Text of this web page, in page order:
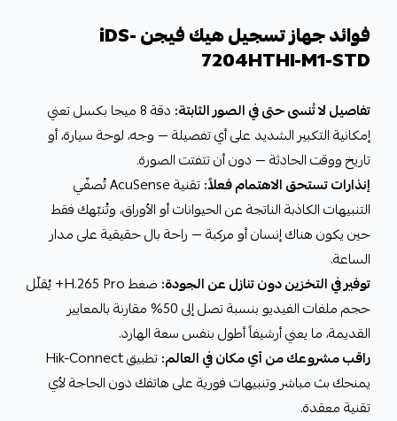
فوائد جهاز تسجيل هيك فيجن iDS-
7204HTHI-M1-STD
تفاصيل لا تُنسى حتى في الصور الثابتة:
دقة 8 ميجا بكسل تعني
إمكانية التكبير الشديد على أي تفصيلة — وجه، لوحة سيارة، أو
تاريخ ووقت الحادثة — دون أن تتفتت الصورة.
إنذارات تستحق الاهتمام فعلاً:
تقنية AcuSense تُصفّي
التنبيهات الكاذبة الناتجة عن الحيوانات أو الأوراق، وتُنبّهك فقط
حين يكون هناك إنسان أو مركبة — راحة بال حقيقية على مدار
الساعة.
توفير في التخزين دون تنازل عن الجودة:
ضغط H.265 Pro+ يُقلّل
حجم ملفات الفيديو بنسبة تصل إلى 50% مقارنة بالمعايير
القديمة، ما يعني أرشيفاً أطول بنفس سعة الهارد.
راقب مشروعك من أي مكان في العالم:
تطبيق Hik-Connect
يمنحك بث مباشر وتنبيهات فورية على هاتفك دون الحاجة لأي
تقنية معقدة.